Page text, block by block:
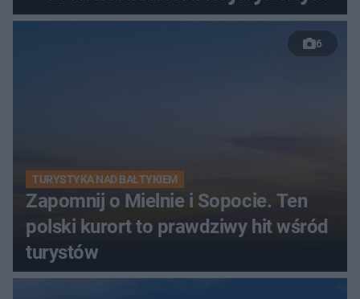
szczyt Gór Świętokrzyskich
6
TURYSTYKA NAD BAŁTYKIEM
Zapomnij o Mielnie i Sopocie. Ten
polski kurort to prawdziwy hit wśród
turystów